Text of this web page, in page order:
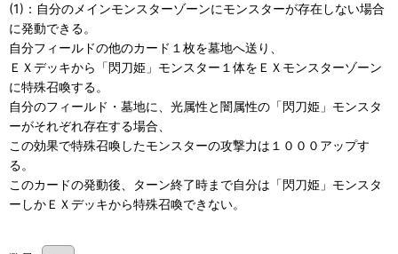
(1)：自分のメインモンスターゾーンにモンスターが存在しない場合
に発動できる。
自分フィールドの他のカード１枚を墓地へ送り、
ＥＸデッキから「閃刀姫」モンスター１体をＥＸモンスターゾーン
に特殊召喚する。
自分のフィールド・墓地に、光属性と闇属性の「閃刀姫」モンスタ
ーがそれぞれ存在する場合、
この効果で特殊召喚したモンスターの攻撃力は１０００アップす
る。
このカードの発動後、ターン終了時まで自分は「閃刀姫」モンスタ
ーしかＥＸデッキから特殊召喚できない。